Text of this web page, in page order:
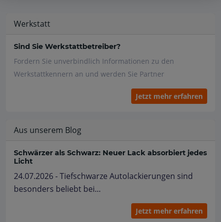
Werkstatt
Sind Sie Werkstattbetreiber?
Fordern Sie unverbindlich Informationen zu den
Werkstattkennern an und werden Sie Partner
Jetzt mehr erfahren
Aus unserem Blog
Schwärzer als Schwarz: Neuer Lack absorbiert jedes
Licht
24.07.2026 - Tiefschwarze Autolackierungen sind
besonders beliebt bei...
Jetzt mehr erfahren